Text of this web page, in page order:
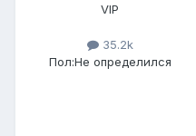
VIP
35.2k
Пол:Не определился